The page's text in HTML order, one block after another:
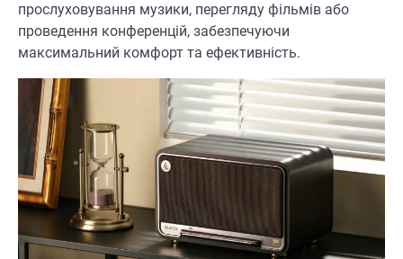
прослуховування музики, перегляду фільмів або
проведення конференцій, забезпечуючи
максимальний комфорт та ефективність.